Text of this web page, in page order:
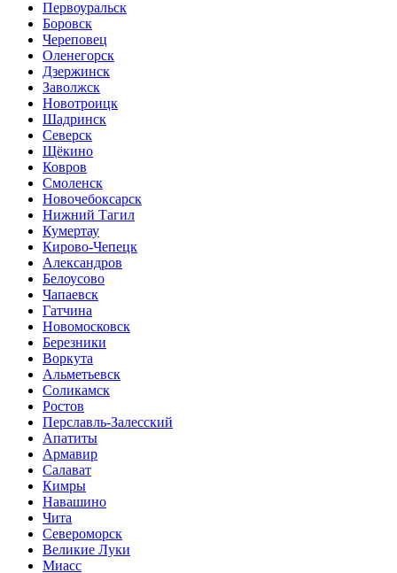
Первоуральск
Боровск
Череповец
Оленегорск
Дзержинск
Заволжск
Новотроицк
Шадринск
Северск
Щёкино
Ковров
Смоленск
Новочебоксарск
Нижний Тагил
Кумертау
Кирово-Чепецк
Александров
Белоусово
Чапаевск
Гатчина
Новомосковск
Березники
Воркута
Альметьевск
Соликамск
Ростов
Перславль-Залесский
Апатиты
Армавир
Салават
Кимры
Навашино
Чита
Североморск
Великие Луки
Миасс